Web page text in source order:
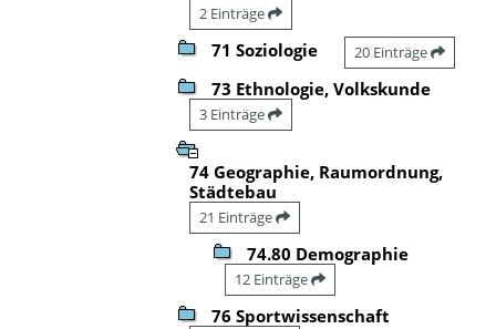
2 Einträge
71 Soziologie 20 Einträge
73 Ethnologie, Volkskunde
3 Einträge
74 Geographie, Raumordnung,
Städtebau
21 Einträge
74.80 Demographie
12 Einträge
76 Sportwissenschaft